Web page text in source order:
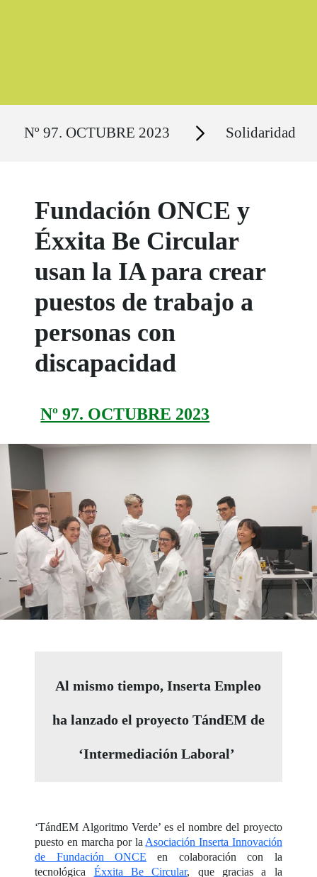
Nº 97. OCTUBRE 2023 Secciones Solidaridad
Fundación ONCE y
Éxxita Be Circular
usan la IA para crear
puestos de trabajo a
personas con
discapacidad
Nº 97. OCTUBRE 2023
Al mismo tiempo, Inserta Empleo
ha lanzado el proyecto TándEM de
‘Intermediación Laboral’
‘TándEM Algoritmo Verde’ es el nombre del proyecto
puesto en marcha por la Asociación Inserta Innovación
de Fundación ONCE en colaboración con la
tecnológica Éxxita Be Circular, que gracias a la